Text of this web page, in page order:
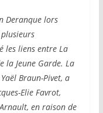
Deranque lors
plusieurs
les liens entre La
la Jeune Garde. La
Braun-Pivet, a
Elie Favrot,
en raison de